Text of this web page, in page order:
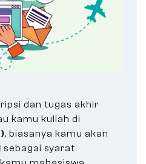
dan tugas akhir
kamu kuliah di
, biasanya kamu akan
sebagai syarat